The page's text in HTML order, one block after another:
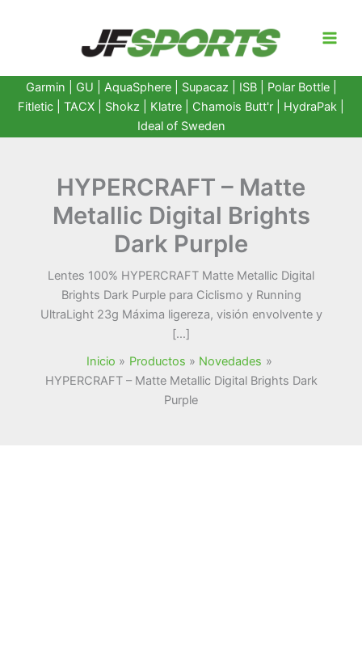
Garmin GU AquaSphere| Supacaz | ISB | Polar Bottle|
Fitletic
TACX Shokz Klatre Chamois Butt'r HydraPak
Ideal of Sweden
HYPERCRAFT – Matte
Metallic Digital Brights
Dark Purple
Lentes 100% HYPERCRAFT Matte Metallic Digital
Brights Dark Purple para Ciclismo y Running
UltraLight 23g Máxima ligereza, visión envolvente y
[…]
Inicio
Productos
Novedades
HYPERCRAFT – Matte Metallic Digital Brights Dark
Purple